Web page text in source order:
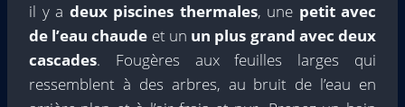
il y a deux piscines thermales, une petit avec
de l’eau chaude et un un plus grand avec deux
cascades. Fougères aux feuilles larges qui
ressemblent à des arbres, au bruit de l’eau en